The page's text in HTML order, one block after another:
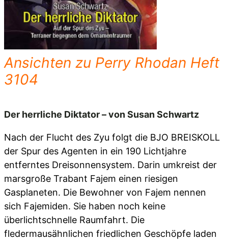
Ansichten zu Perry Rhodan Heft
3104
Der herrliche Diktator – von Susan Schwartz
Nach der Flucht des Zyu folgt die BJO BREISKOLL
der Spur des Agenten in ein 190 Lichtjahre
entferntes Dreisonnensystem. Darin umkreist der
marsgroße Trabant Fajem einen riesigen
Gasplaneten. Die Bewohner von Fajem nennen
sich Fajemiden. Sie haben noch keine
überlichtschnelle Raumfahrt. Die
fledermausähnlichen friedlichen Geschöpfe laden